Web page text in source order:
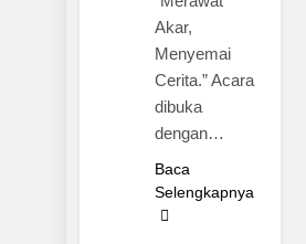
Akar,
Menyemai
Cerita.” Acara
dibuka
dengan…
Baca
Selengkapnya
MINAHASA
BUDAYA